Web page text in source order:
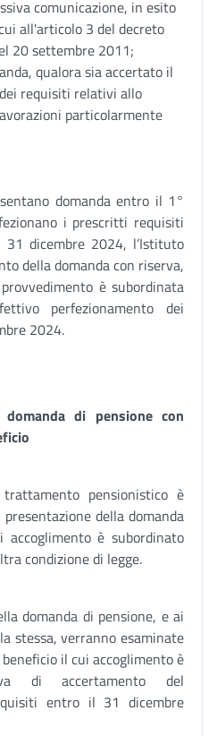
comunicazione, in esito
all'articolo 3 del decreto
20 settembre 2011;
qualora sia accertato il
requisiti relativi allo
particolarmente
domanda entro il 1°
i prescritti requisiti
dicembre 2024, l’Istituto
della domanda con riserva,
è subordinata
perfezionamento dei
2024.
di pensione con
trattamento pensionistico è
della domanda
è subordinato
condizione di legge.
domanda di pensione, e ai
stessa, verranno esaminate
il cui accoglimento è
di accertamento del
entro il 31 dicembre